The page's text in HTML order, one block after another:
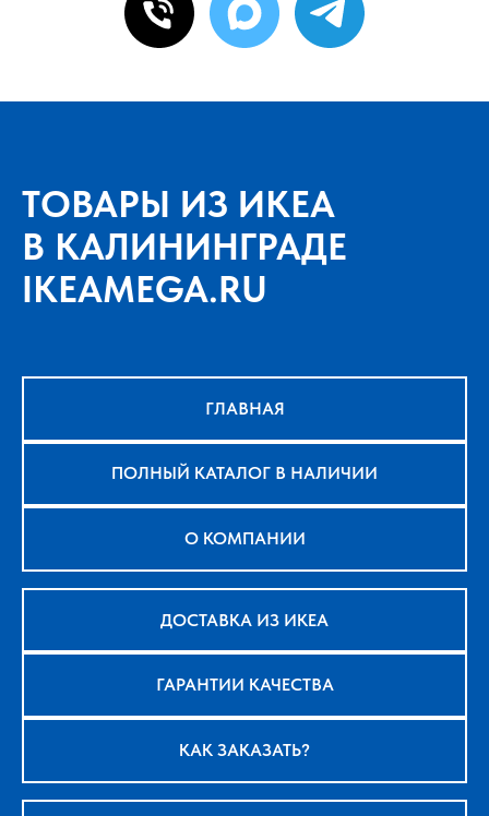
ТОВАРЫ ИЗ ИКЕА
В КАЛИНИНГРАДЕ
IKEAMEGA.RU
ГЛАВНАЯ
ПОЛНЫЙ КАТАЛОГ В НАЛИЧИИ
О КОМПАНИИ
ДОСТАВКА ИЗ ИКЕА
ГАРАНТИИ КАЧЕСТВА
КАК ЗАКАЗАТЬ?